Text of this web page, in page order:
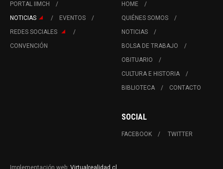
PORTAL IIMCH
NOTICIAS
EVENTOS
REDES SOCIALES
CONVENCIÓN
HOME
QUIÉNES SOMOS
NOTICIAS
BOLSA DE TRABAJO
OBITUARIO
CULTURA E HISTORIA
BIBLIOTECA
CONTACTO
SOCIAL
FACEBOOK TWITTER
Implementación web: Virtualrealidad.cl